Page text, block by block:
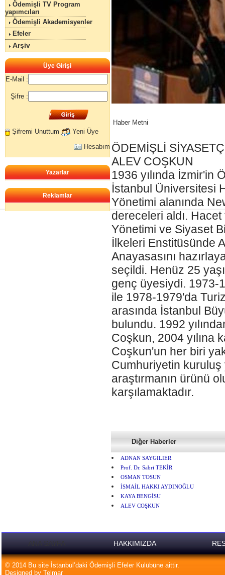
Ödemişli TV Program
yapımcıları
Ödemişli Akademisyenler
Efeler
Arşiv
Üye Girişi
E-Mail :
Şifre :
Şifremi Unuttum
Yeni Üye
Hesabım
Yazarlar
Reklamlar
Haber Metni
ÖDEMİŞLİ
ALEV COŞKUN
1936 yılında İzmir'in
İstanbul Üniversitesi
Yönetimi alanında
dereceleri aldı.
Yönetimi ve Siyaset
İlkeleri Enstitüsünde
Anayasasını
seçildi. Henüz 25
genç üyesiydi. 1973-
ile 1978-1979'da
arasında İstanbul
bulundu. 1992
Coşkun, 2004 yılına
Coşkun'un her biri
Cumhuriyetin kuruluş
araştırmanın ürünü
karşılamaktadır.
Diğer Haberler
ADNAN SAYGILIER
Prof. Dr. Sabri TEKİR
OSMAN TOSUN
İSMAİL HAKKI AYDINOĞLU
KAYA BENGİSU
ALEV COŞKUN
ANA SAYFA HAKKIMIZDA
© 2014 Bu site İstanbul’daki Ödemişli Efeler Kulübüne aittir.
Designed by Telmar